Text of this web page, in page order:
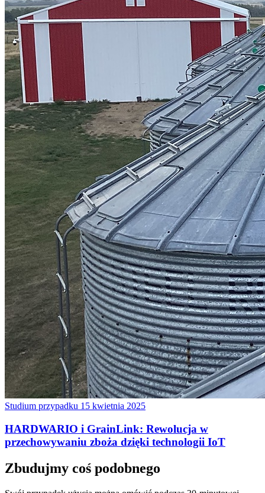
Studium przypadku 15 kwietnia 2025
HARDWARIO i GrainLink: Rewolucja w
przechowywaniu zboża dzięki technologii IoT
Zbudujmy coś podobnego